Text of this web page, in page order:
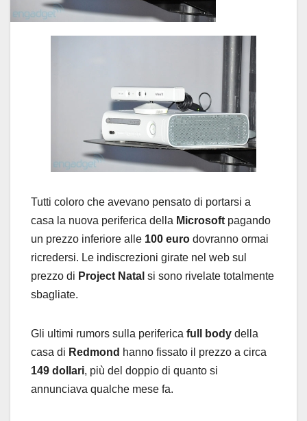
Tutti coloro che avevano pensato di portarsi a
casa la nuova periferica della Microsoft pagando
un prezzo inferiore alle 100 euro dovranno ormai
ricredersi. Le indiscrezioni girate nel web sul
prezzo di Project Natal si sono rivelate totalmente
sbagliate.
Gli ultimi rumors sulla periferica full body della
casa di Redmond hanno fissato il prezzo a circa
149 dollari, più del doppio di quanto si
annunciava qualche mese fa.